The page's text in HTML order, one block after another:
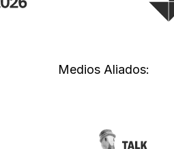
Medios Aliados: